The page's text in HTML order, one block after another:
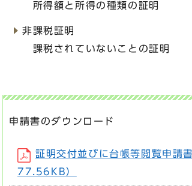
所得額と所得の種類の証明
非課税証明
課税されていないことの証明
申請書のダウンロード
証明交付並びに台帳等閲覧申
77.56KB）